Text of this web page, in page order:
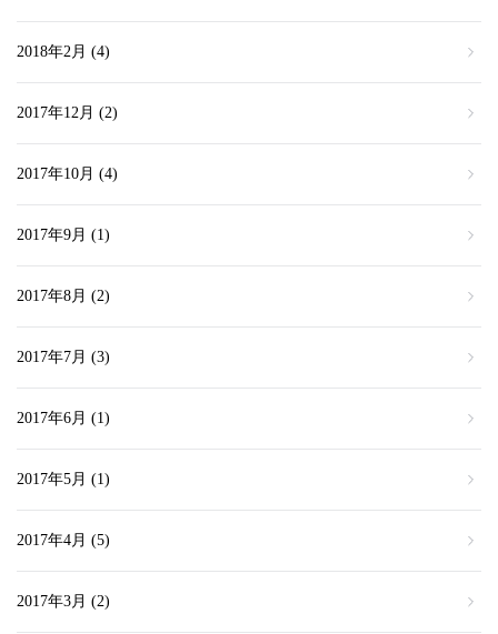
2018年2月 (4)
2017年12月 (2)
2017年10月 (4)
2017年9月 (1)
2017年8月 (2)
2017年7月 (3)
2017年6月 (1)
2017年5月 (1)
2017年4月 (5)
2017年3月 (2)